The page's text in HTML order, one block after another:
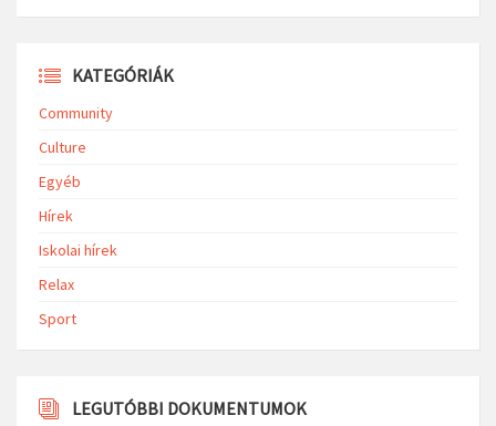
KATEGÓRIÁK
Community
Culture
Egyéb
Hírek
Iskolai hírek
Relax
Sport
LEGUTÓBBI DOKUMENTUMOK